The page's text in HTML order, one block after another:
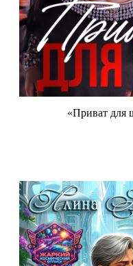
«Приват для